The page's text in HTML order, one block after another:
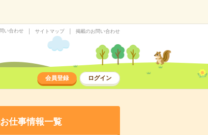
い合わせ サイトマップ 掲載のお問い合わせ
会員登録 ログイン
仕事情報一覧